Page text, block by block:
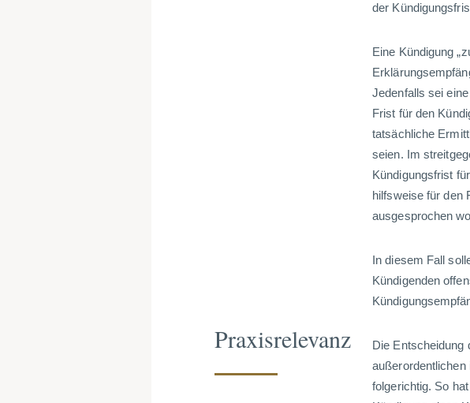
der
Eine Kündigung
Jedenfalls sei
Frist für den
tatsächliche
seien. Im
Kündigungsfrist
hilfsweise für den
ausgesprochen
In diesem Fall
Kündigenden
Praxisrelevanz
Die Entscheidung
außerordentlichen
folgerichtig. So